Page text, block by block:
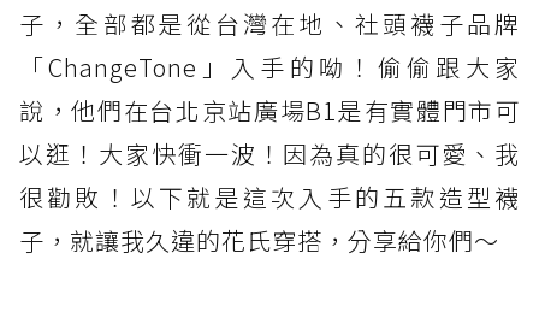
子，全部都是從台灣在地、社頭襪子品牌
「ChangeTone」入手的呦！偷偷跟大家
說，他們在台北京站廣場B1是有實體門市可
以逛！大家快衝一波！因為真的很可愛、我
很勸敗！以下就是這次入手的五款造型襪
子，就讓我久違的花氏穿搭，分享給你們～